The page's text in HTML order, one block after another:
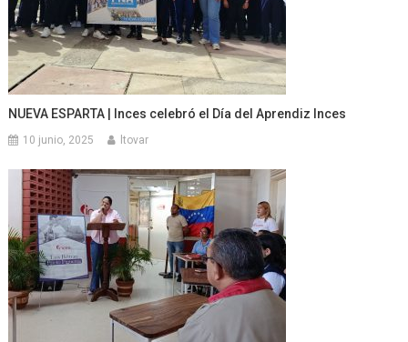
NUEVA ESPARTA | Inces celebró el Día del Aprendiz Inces
10 junio, 2025 ltovar